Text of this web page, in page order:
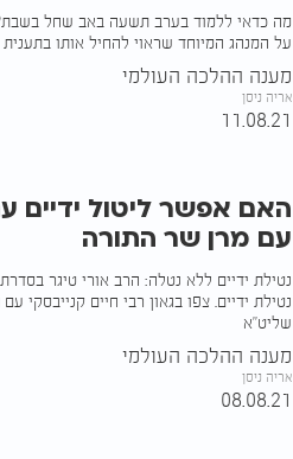
מה כדאי ללמוד בערב תשעה באב שחל
על המנהג המיוחד שראוי להחיל אותו בתענית
מענה ההלכה העולמי
אריה ניסן
11.08.21
האם אפשר ליטול ידיים
עם מרן שר התורה
נטילת ידיים ללא נטלה: הרב אורי טיגר
נטילת ידיים. צפו בגאון רבי חיים קנייבסקי
שליט"א
מענה ההלכה העולמי
אריה ניסן
08.08.21